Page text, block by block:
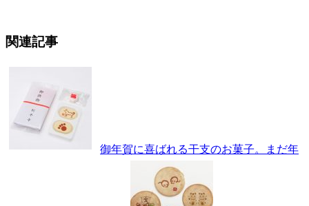
関連記事
御年賀に喜ばれる干支のお菓子。まだ年